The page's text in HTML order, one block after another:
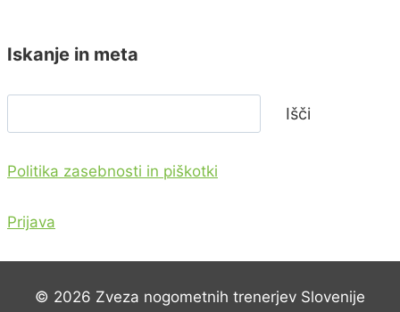
Iskanje in meta
Išči
Politika zasebnosti in piškotki
Prijava
© 2026 Zveza nogometnih trenerjev Slovenije